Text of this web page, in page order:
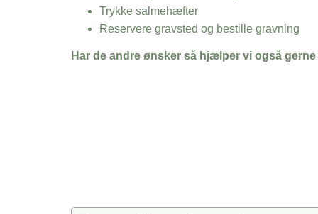
Trykke salmehæfter
Reservere gravsted og bestille gravning
Har de andre ønsker så hjælper vi også gerne